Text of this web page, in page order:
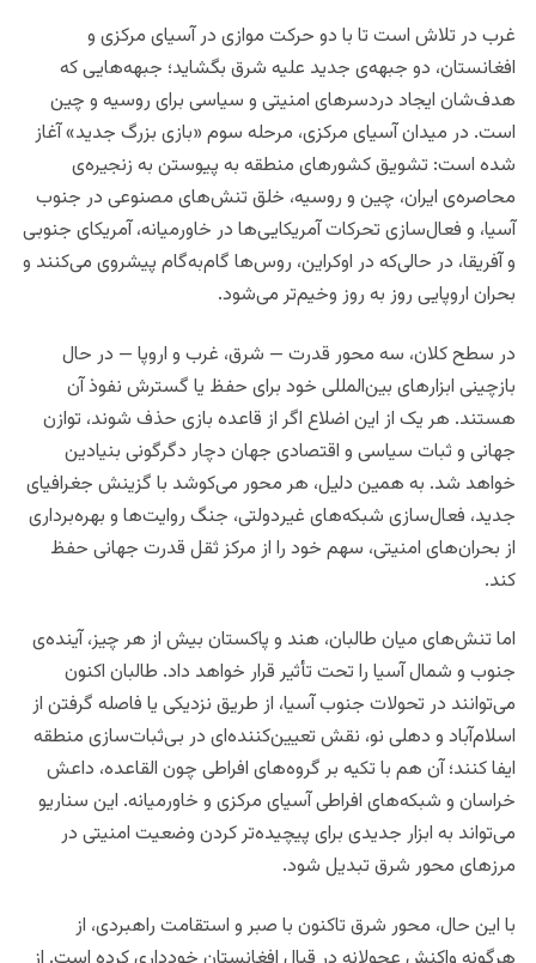
غرب در تلاش است تا با دو حرکت موازی در آسیای مرکزی و
افغانستان، دو جبهه‌ی جدید علیه شرق بگشاید؛ جبهه‌هایی که
هدف‌شان ایجاد دردسرهای امنیتی و سیاسی برای روسیه و چین
است. در میدان آسیای مرکزی، مرحله سوم «بازی بزرگ جدید» آغاز
شده است: تشویق کشورهای منطقه به پیوستن به زنجیره‌ی
محاصره‌ی ایران، چین و روسیه، خلق تنش‌های مصنوعی در جنوب
آسیا، و فعال‌سازی تحرکات آمریکایی‌ها در خاورمیانه، آمریکای جنوبی
و آفریقا، در حالی‌که در اوکراین، روس‌ها گام‌به‌گام پیشروی می‌کنند و
بحران اروپایی روز به روز وخیم‌تر می‌شود.
در سطح کلان، سه محور قدرت — شرق، غرب و اروپا — در حال
بازچینی ابزارهای بین‌المللی خود برای حفظ یا گسترش نفوذ آن
هستند. هر یک از این اضلاع اگر از قاعده بازی حذف شوند، توازن
جهانی و ثبات سیاسی و اقتصادی جهان دچار دگرگونی بنیادین
خواهد شد. به همین دلیل، هر محور می‌کوشد با گزینش جغرافیای
جدید، فعال‌سازی شبکه‌های غیر‌دولتی، جنگ روایت‌ها و بهره‌برداری
از بحران‌های امنیتی، سهم خود را از مرکز ثقل قدرت جهانی حفظ
کند.
اما تنش‌های میان طالبان، هند و پاکستان بیش از هر چیز، آینده‌ی
جنوب و شمال آسیا را تحت تأثیر قرار خواهد داد. طالبان اکنون
می‌توانند در تحولات جنوب آسیا، از طریق نزدیکی یا فاصله گرفتن از
اسلام‌آباد و دهلی نو، نقش تعیین‌کننده‌ای در بی‌ثبات‌سازی منطقه
ایفا کنند؛ آن هم با تکیه بر گروه‌های افراطی چون القاعده، داعش
خراسان و شبکه‌های افراطی آسیای مرکزی و خاورمیانه. این سناریو
می‌تواند به ابزار جدیدی برای پیچیده‌تر کردن وضعیت امنیتی در
مرزهای محور شرق تبدیل شود.
با این حال، محور شرق تاکنون با صبر و استقامت راهبردی، از